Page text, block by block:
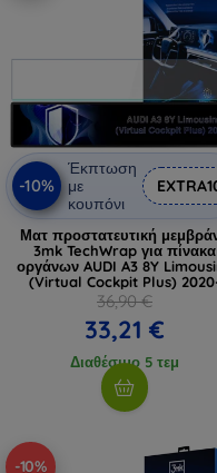
-10%
Έκπτωση
με
κουπόνι
Ματ προστατευτική
3mk TechWrap για πίνακα
οργάνων AUDI A3 8Y
(Virtual Cockpit Plus)
36,90 €
33,21 €
Διαθέσιμο 5 τεμ
-10%